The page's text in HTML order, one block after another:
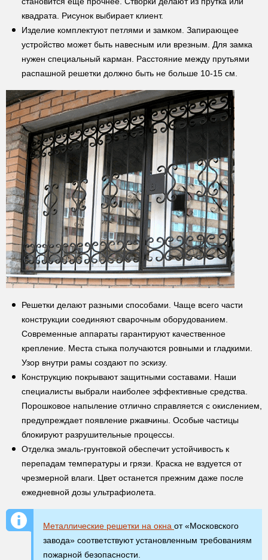
квадрата. Рисунок выбирает клиент.
Изделие комплектуют петлями и замком. Запирающее
устройство может быть навесным или врезным. Для замка
нужен специальный карман. Расстояние между прутьями
распашной решетки должно быть не больше 10-15 см.
Решетки делают разными способами. Чаще всего части
конструкции соединяют сварочным оборудованием.
Современные аппараты гарантируют качественное
крепление. Места стыка получаются ровными и гладкими.
Узор внутри рамы создают по эскизу.
Конструкцию покрывают защитными составами. Наши
специалисты выбрали наиболее эффективные средства.
Порошковое напыление отлично справляется с окислением,
предупреждает появление ржавчины. Особые частицы
блокируют разрушительные процессы.
Отделка эмаль-грунтовкой обеспечит устойчивость к
перепадам температуры и грязи. Краска не вздуется от
чрезмерной влаги. Цвет останется прежним даже после
ежедневной дозы ультрафиолета.
Металлические решетки на окна от «Московского
завода» соответствуют установленным требованиям
пожарной безопасности.